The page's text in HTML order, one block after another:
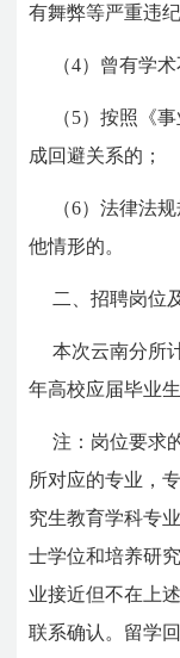
有舞弊等严重违
（4）曾有学
（5）按照《
成回避关系的；
（6）法律法
他情形的。
二、招聘岗位
本次云南分所
年高校应届毕业
注：岗位要求
所对应的专业，
究生教育学科专
士学位和培养研
业接近但不在上
联系确认。留学